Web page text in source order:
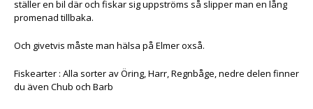
ställer en bil där och fiskar sig uppströms så slipper man en lång
promenad tillbaka.
Och givetvis måste man hälsa på Elmer oxså.
Fiskearter : Alla sorter av Öring, Harr, Regnbåge, nedre delen finner
du även Chub och Barb